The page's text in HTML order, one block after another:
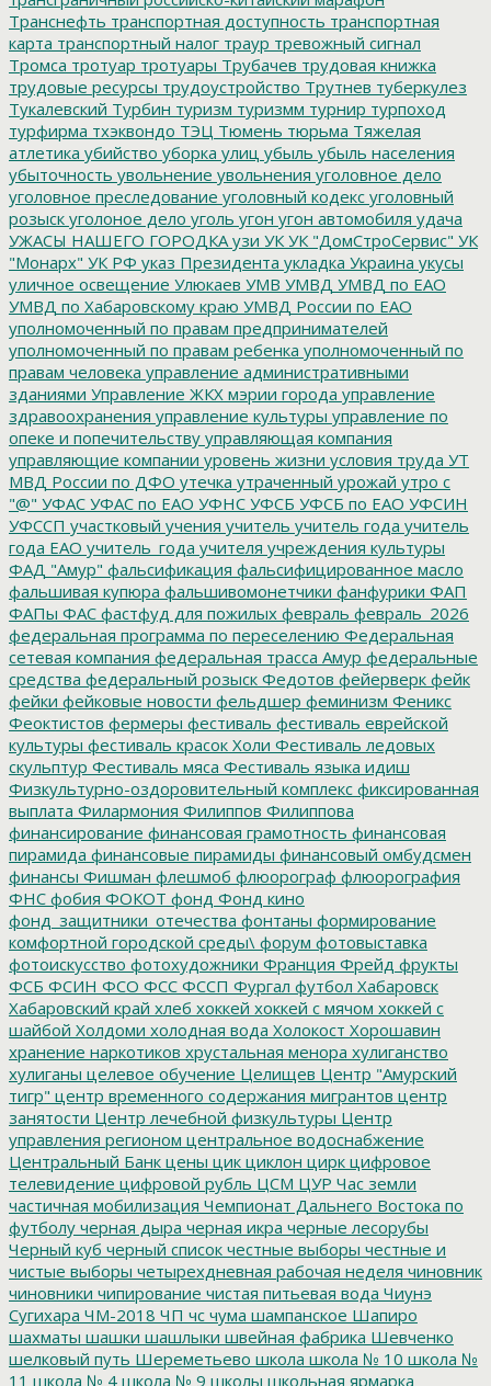
Транснефть транспортная доступность транспортная
карта транспортный налог траур тревожный сигнал
Тромса тротуар тротуары Трубачев трудовая книжка
трудовые ресурсы трудоустройство Трутнев туберкулез
Тукалевский Турбин туризм туризмм турнир турпоход
турфирма тхэквондо ТЭЦ Тюмень тюрьма Тяжелая
атлетика убийство уборка улиц убыль убыль населения
убыточность увольнение увольнения уголовное дело
уголовное преследование уголовный кодекс уголовный
розыск уголоное дело уголь угон угон автомобиля удача
УЖАСЫ НАШЕГО ГОРОДКА узи УК УК "ДомСтроСервис" УК
"Монарх" УК РФ указ Президента укладка Украина укусы
уличное освещение Улюкаев УМВ УМВД УМВД по ЕАО
УМВД по Хабаровскому краю УМВД России по ЕАО
уполномоченный по правам предпринимателей
уполномоченный по правам ребенка уполномоченный по
правам человека управление административными
зданиями Управление ЖКХ мэрии города управление
здравоохранения управление культуры управление по
опеке и попечительству управляющая компания
управляющие компании уровень жизни условия труда УТ
МВД России по ДФО утечка утраченный урожай утро с
"@" УФАС УФАС по ЕАО УФНС УФСБ УФСБ по ЕАО УФСИН
УФССП участковый учения учитель учитель года учитель
года ЕАО учитель_года учителя учреждения культуры
ФАД "Амур" фальсификация фальсифицированное масло
фальшивая купюра фальшивомонетчики фанфурики ФАП
ФАПы ФАС фастфуд для пожилых февраль февраль_2026
федеральная программа по переселению Федеральная
сетевая компания федеральная трасса Амур федеральные
средства федеральный розыск Федотов фейерверк фейк
фейки фейковые новости фельдшер феминизм Феникс
Феоктистов фермеры фестиваль фестиваль еврейской
культуры фестиваль красок Холи Фестиваль ледовых
скульптур Фестиваль мяса Фестиваль языка идиш
Физкультурно-оздоровительный комплекс фиксированная
выплата Филармония Филиппов Филиппова
финансирование финансовая грамотность финансовая
пирамида финансовые пирамиды финансовый омбудсмен
финансы Фишман флешмоб флюорограф флюорография
ФНС фобия ФОКОТ фонд Фонд кино
фонд_защитники_отечества фонтаны формирование
комфортной городской среды\ форум фотовыставка
фотоискусство фотохудожники Франция Фрейд фрукты
ФСБ ФСИН ФСО ФСС ФССП Фургал футбол Хабаровск
Хабаровский край хлеб хоккей хоккей с мячом хоккей с
шайбой Холдоми холодная вода Холокост Хорошавин
хранение наркотиков хрустальная менора хулиганство
хулиганы целевое обучение Целищев Центр "Амурский
тигр" центр временного содержания мигрантов центр
занятости Центр лечебной физкультуры Центр
управления регионом центральное водоснабжение
Центральный Банк цены цик циклон цирк цифровое
телевидение цифровой рубль ЦСМ ЦУР Час земли
частичная мобилизация Чемпионат Дальнего Востока по
футболу черная дыра черная икра черные лесорубы
Черный куб черный список честные выборы честные и
чистые выборы четырехдневная рабочая неделя чиновник
чиновники чипирование чистая питьевая вода Чиунэ
Сугихара ЧМ-2018 ЧП чс чума шампанское Шапиро
шахматы шашки шашлыки швейная фабрика Шевченко
шелковый путь Шереметьево школа школа № 10 школа №
11 школа № 4 школа № 9 школы школьная ярмарка